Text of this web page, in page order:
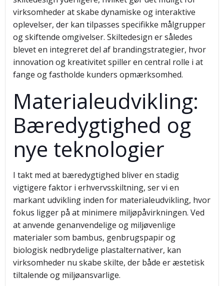
virksomheder at skabe dynamiske og interaktive
oplevelser, der kan tilpasses specifikke målgrupper
og skiftende omgivelser. Skiltedesign er således
blevet en integreret del af brandingstrategier, hvor
innovation og kreativitet spiller en central rolle i at
fange og fastholde kunders opmærksomhed.
Materialeudvikling:
Bæredygtighed og
nye teknologier
I takt med at bæredygtighed bliver en stadig
vigtigere faktor i erhvervsskiltning, ser vi en
markant udvikling inden for materialeudvikling, hvor
fokus ligger på at minimere miljøpåvirkningen. Ved
at anvende genanvendelige og miljøvenlige
materialer som bambus, genbrugspapir og
biologisk nedbrydelige plastalternativer, kan
virksomheder nu skabe skilte, der både er æstetisk
tiltalende og miljøansvarlige.